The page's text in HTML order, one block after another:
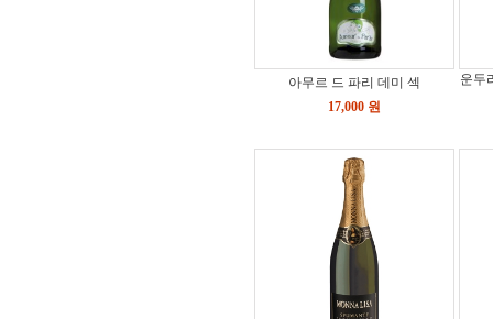
아무르 드 파리 데미 섹
17,000 원
운두